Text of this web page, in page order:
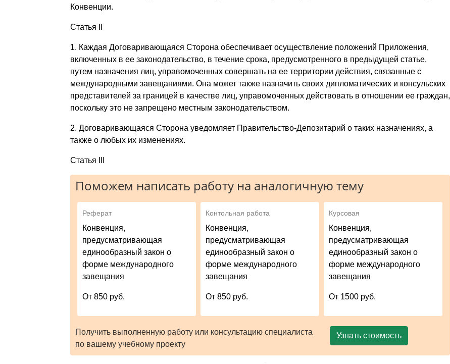
Конвенции.
Статья II
1. Каждая Договаривающаяся Сторона обеспечивает осуществление положений Приложения,
включенных в ее законодательство, в течение срока, предусмотренного в предыдущей статье,
путем назначения лиц, управомоченных совершать на ее территории действия, связанные с
международными завещаниями. Она может также назначить своих дипломатических и консульских
представителей за границей в качестве лиц, управомоченных действовать в отношении ее граждан,
поскольку это не запрещено местным законодательством.
2. Договаривающаяся Сторона уведомляет Правительство-Депозитарий о таких назначениях, а
также о любых их изменениях.
Статья III
Поможем написать работу на аналогичную тему
Реферат
Конвенция,
предусматривающая
единообразный закон о
форме международного
завещания
От 850 руб.
Контольная работа
Конвенция,
предусматривающая
единообразный закон о
форме международного
завещания
От 850 руб.
Курсовая
Конвенция,
предусматривающая
единообразный закон о
форме международного
завещания
От 1500 руб.
Получить выполненную работу или консультацию специалиста
по вашему учебному проекту
Узнать стоимость